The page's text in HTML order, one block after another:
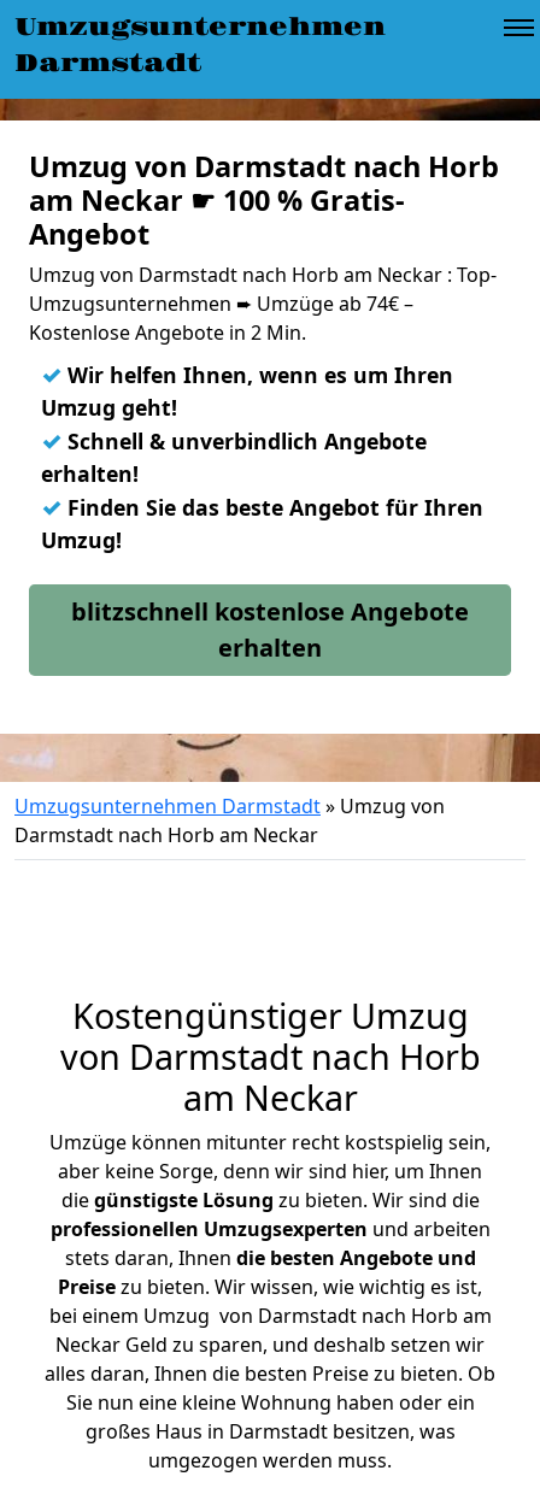
Umzugsunternehmen
Darmstadt
Umzug von Darmstadt nach Horb
am Neckar ☛ 100 % Gratis-
Angebot
Umzug von Darmstadt nach Horb am Neckar : Top-
Umzugsunternehmen ➨ Umzüge ab 74€ –
Kostenlose Angebote in 2 Min.
✓ Wir helfen Ihnen, wenn es um Ihren
Umzug geht!
✓ Schnell & unverbindlich Angebote
erhalten!
✓ Finden Sie das beste Angebot für Ihren
Umzug!
blitzschnell kostenlose Angebote
erhalten
Umzugsunternehmen Darmstadt» Umzug von
Darmstadt nach Horb am Neckar
Kostengünstiger Umzug
von Darmstadt nach Horb
am Neckar
Umzüge können mitunter recht kostspielig sein,
aber keine Sorge, denn wir sind hier, um Ihnen
diegünstigste Lösung zu bieten. Wir sind die
professionellen Umzugsexperten und arbeiten
stets daran, Ihnen die besten Angebote und
Preisezu bieten. Wir wissen, wie wichtig es ist,
bei einem Umzug von Darmstadt nach Horb am
Neckar Geld zu sparen, und deshalb setzen wir
alles daran, Ihnen die besten Preise zu bieten. Ob
Sie nun eine kleine Wohnung haben oder ein
großes Haus in Darmstadt besitzen, was
umgezogen werden muss.